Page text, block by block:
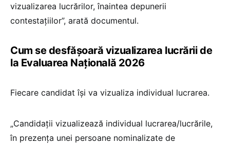
vizualizarea lucrărilor, înaintea depunerii
contestațiilor”, arată documentul.
Cum se desfășoară vizualizarea lucrării de
la Evaluarea Națională 2026
Fiecare candidat își va vizualiza individual lucrarea.
„Candidații vizualizează individual lucrarea/lucrările,
în prezența unei persoane nominalizate de